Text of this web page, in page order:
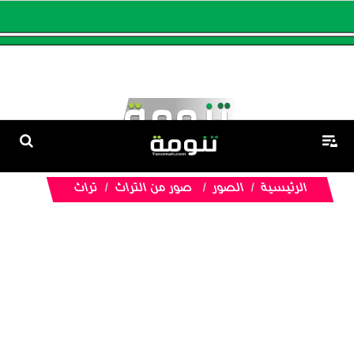
الرئيسية الصور صور من التراث تراث